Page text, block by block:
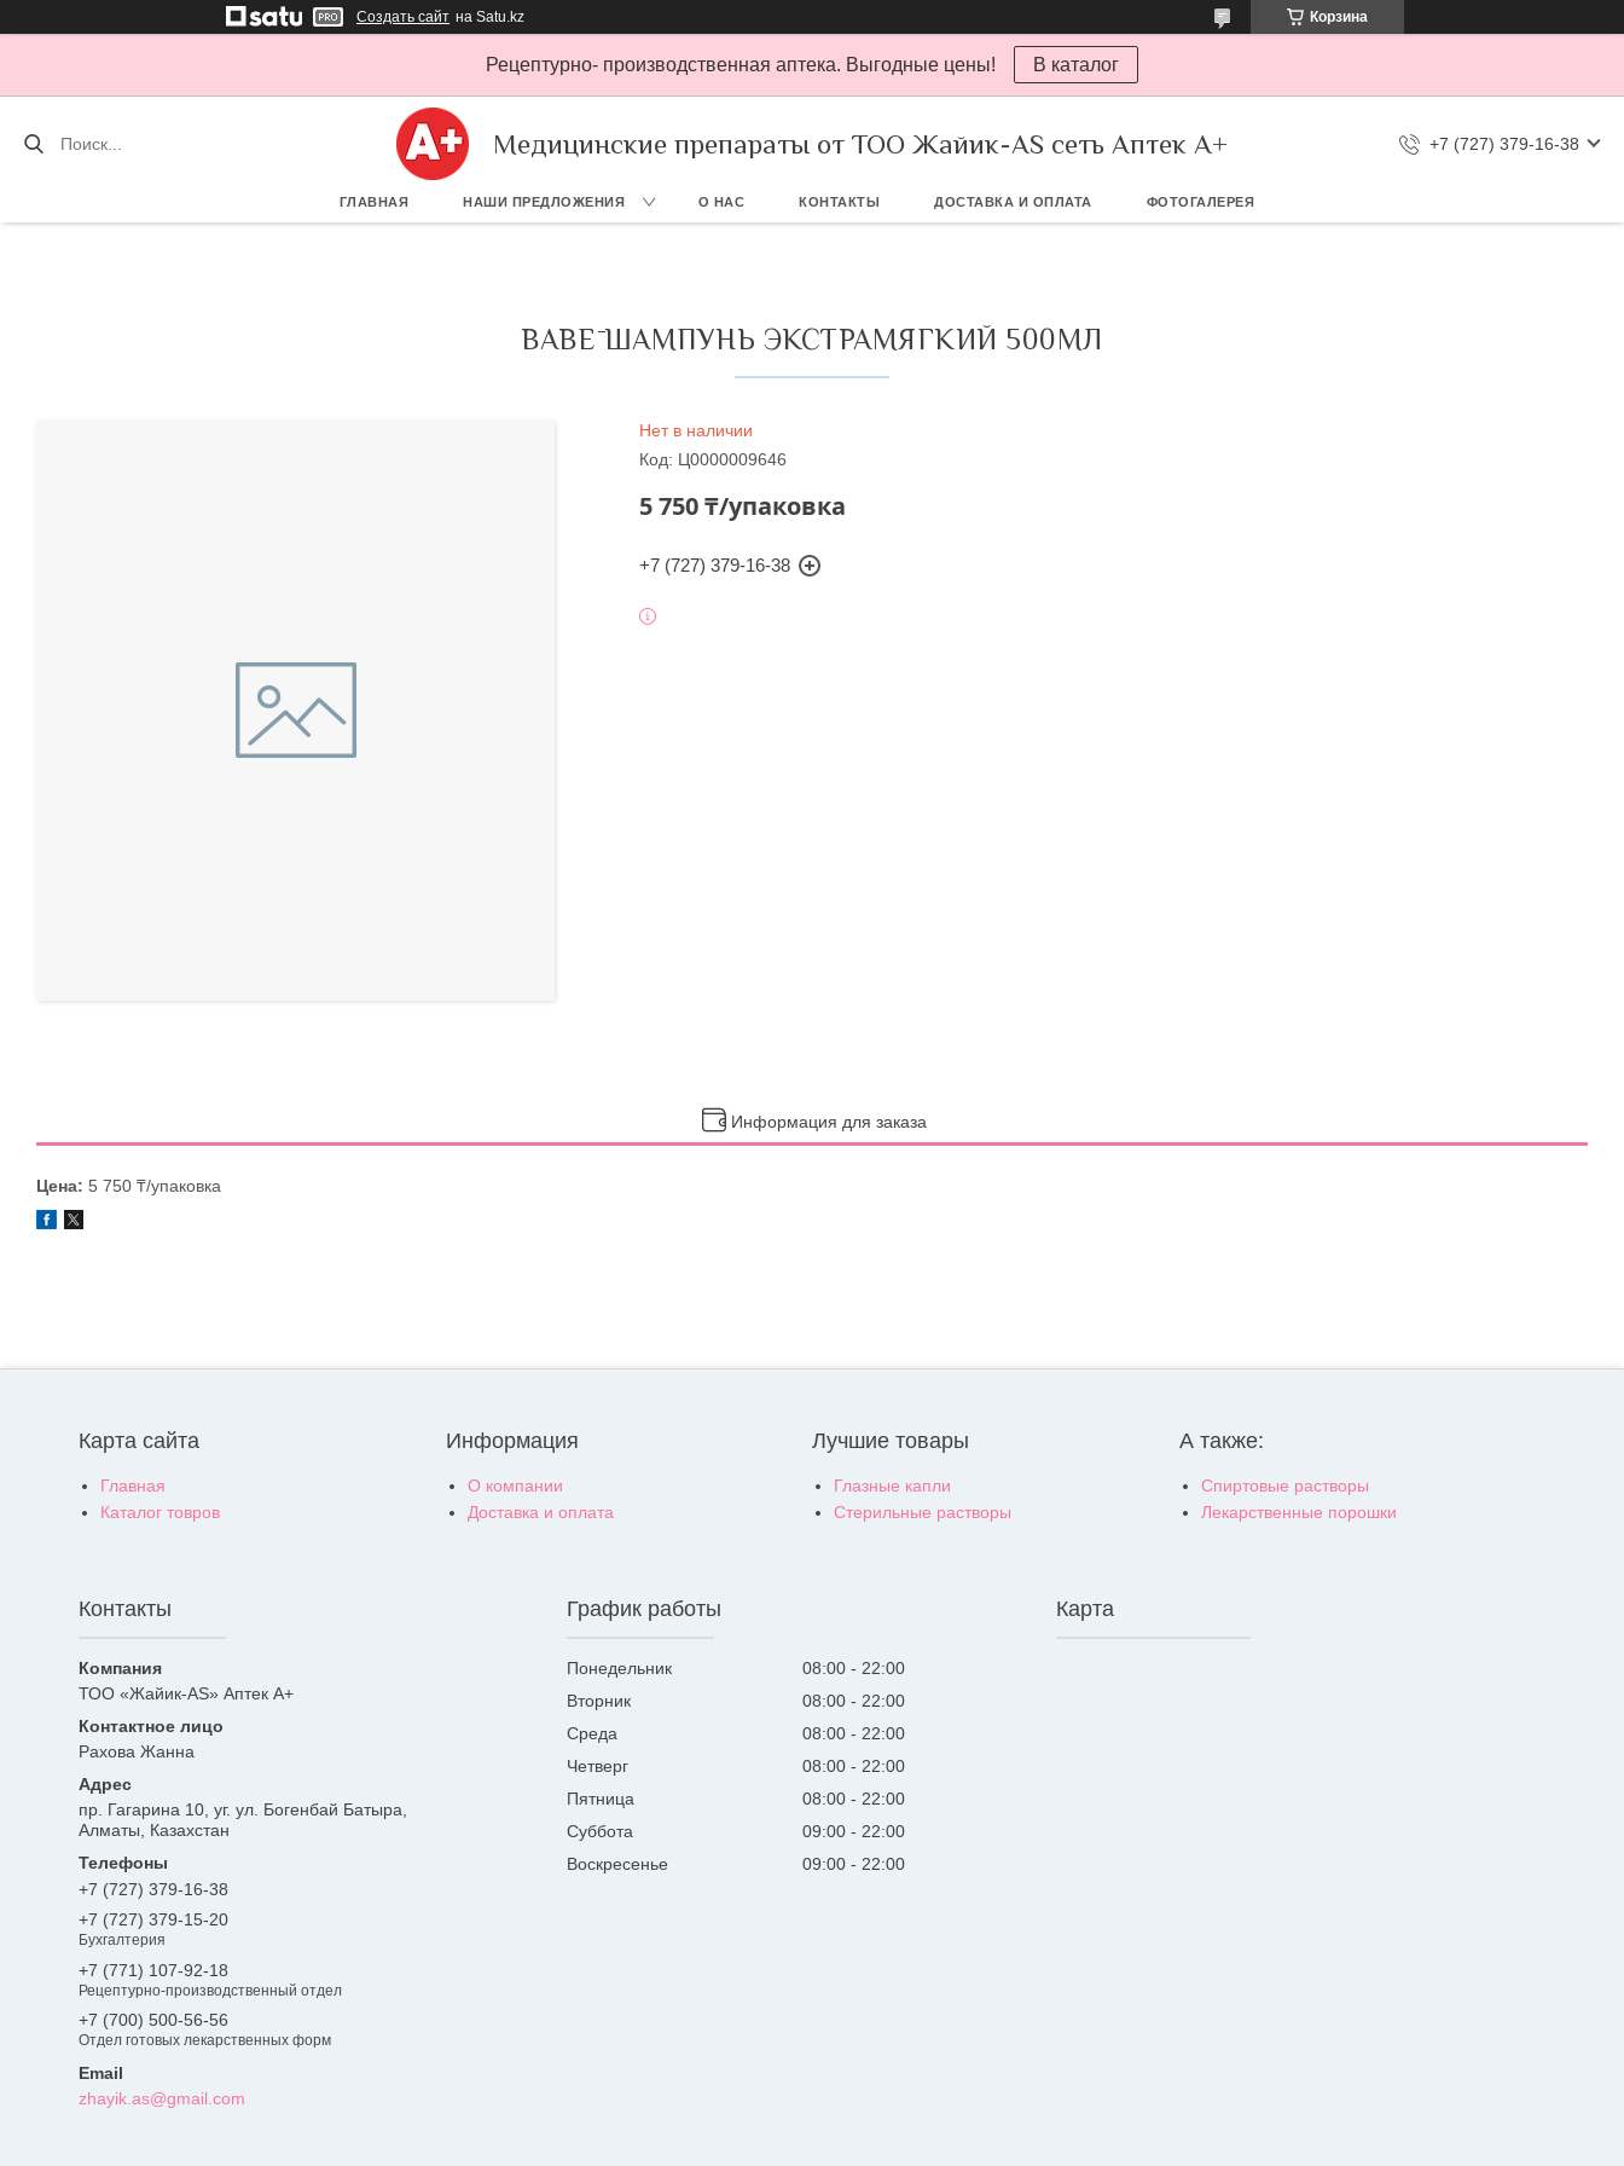
Создать сайт на Satu.kz Корзина
Рецептурно- производственная аптека. Выгодные цены! В каталог
Медицинские препараты от ТОО Жайик-AS сеть Аптек А+ +7 (727) 379-16-38
ГЛАВНАЯ НАШИ ПРЕДЛОЖЕНИЯ О НАС КОНТАКТЫ ДОСТАВКА И ОПЛАТА ФОТОГАЛЕРЕЯ
BABĒ ШАМПУНЬ ЭКСТРАМЯГКИЙ 500МЛ
Нет в наличии
Код: Ц0000009646
5 750 ₸/упаковка
+7 (727) 379-16-38
Информация для заказа
Цена: 5 750 ₸/упаковка
Карта сайта
Главная
Каталог товров
Информация
О компании
Доставка и оплата
Лучшие товары
Глазные капли
Стерильные растворы
А также:
Спиртовые растворы
Лекарственные порошки
Контакты
ТОО «Жайик-AS» Аптек А+
Рахова Жанна
пр. Гагарина 10, уг. ул. Богенбай Батыра,
Алматы, Казахстан
+7 (727) 379-16-38
+7 (727) 379-15-20
Бухгалтерия
+7 (771) 107-92-18
Рецептурно-производственный отдел
+7 (700) 500-56-56
Отдел готовых лекарственных форм
zhayik.as@gmail.com
График работы
Понедельник 08:00
22:00
Вторник
08:00
22:00
Среда
08:00
22:00
Четверг
08:00
22:00
Пятница
08:00
22:00
Суббота
09:00
22:00
Воскресенье
09:00 22:00
Карта